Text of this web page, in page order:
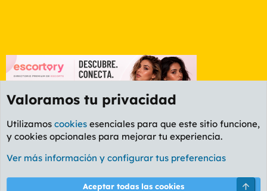
Foro Cine
Cookies
PL OLDSTYLE AMARILLO
Valoramos tu privacidad
Utilizamos cookies esenciales para que este sitio funcione,
y cookies opcionales para mejorar tu experiencia.
Ver más información y configurar tus preferencias
Aceptar todas las cookies